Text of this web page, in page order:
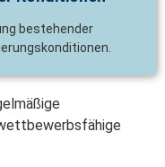
bestehender